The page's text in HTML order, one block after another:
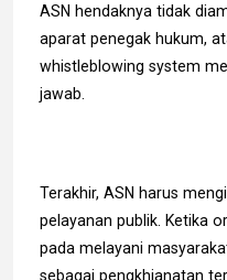
ASN hendaknya tidak
aparat penegak hukum,
whistleblowing system
jawab.
Terakhir, ASN harus
pelayanan publik. Ketika
pada melayani
sebagai pengkhianatan